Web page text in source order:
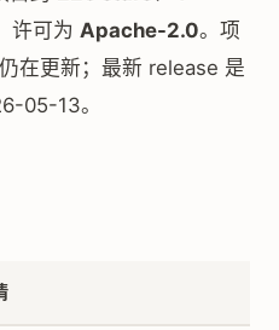
许可为 Apache-2.0。项
在更新；最新 release 是
05-13。